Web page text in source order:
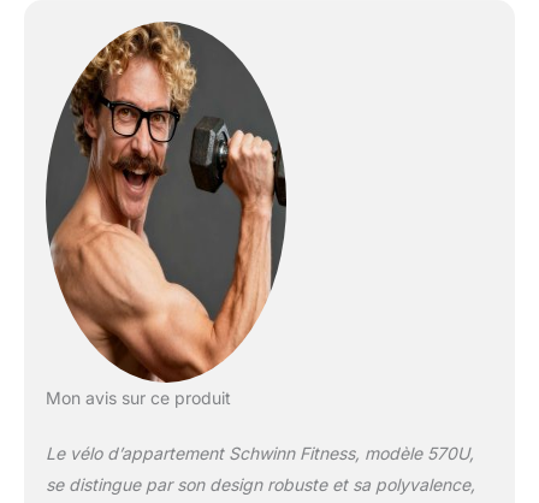
lcd dualtrack rétroéclairé haute résolution
avec 29 programmes d'entraînement pour
que vous puissiez suivre vos progrès et un
ventilateur réglable à 3 vitesses pour vous
rafraîchir Résistance et fréquence cardiaque
comprend 25 niveaux de résistance
commandés par ordinateur et 10 touches de
réglage rapide de la résistance avec 12 profils
et 9 programmes commandés par la
fréquence cardiaque pour jusqu'à 4 profils
d'utilisateurs Qualité supérieure le cadre
robuste vous permet un accès facile et une
stabilité optimale pour un poids maximal
utilisateur de 136 kg Suivi gardez une trace
de vos objectifs de temps, de distance et de
la musique grce aux haut-parleurs intégrés
et à la connectique mp3. Utilisez le port de
Mon avis sur ce produit
Le vélo d’appartement Schwinn Fitness, modèle 570U,
se distingue par son design robuste et sa polyvalence,